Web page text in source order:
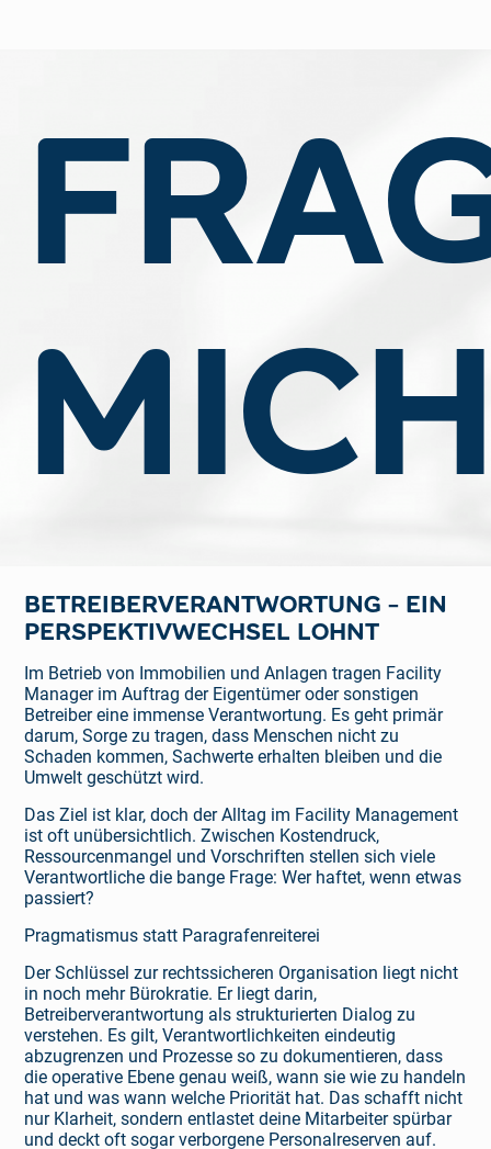
BETREIBERVERANTWORTUNG – EIN
PERSPEKTIVWECHSEL LOHNT
Im Betrieb von Immobilien und Anlagen tragen Facility
Manager im Auftrag der Eigentümer oder sonstigen
Betreiber eine immense Verantwortung. Es geht primär
darum, Sorge zu tragen, dass Menschen nicht zu
Schaden kommen, Sachwerte erhalten bleiben und die
Umwelt geschützt wird.
Das Ziel ist klar, doch der Alltag im Facility Management
ist oft unübersichtlich. Zwischen Kostendruck,
Ressourcenmangel und Vorschriften stellen sich viele
Verantwortliche die bange Frage: Wer haftet, wenn etwas
passiert?
Pragmatismus statt Paragrafenreiterei
Der Schlüssel zur rechtssicheren Organisation liegt nicht
in noch mehr Bürokratie. Er liegt darin,
Betreiberverantwortung als strukturierten Dialog zu
verstehen. Es gilt, Verantwortlichkeiten eindeutig
abzugrenzen und Prozesse so zu dokumentieren, dass
die operative Ebene genau weiß, wann sie wie zu handeln
hat und was wann welche Priorität hat. Das schafft nicht
nur Klarheit, sondern entlastet deine Mitarbeiter spürbar
und deckt oft sogar verborgene Personalreserven auf.